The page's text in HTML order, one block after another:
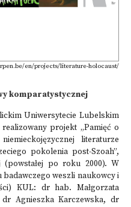
en/projects/literature-holocaust/
komparatystycznej
Uniwersytecie Lubelskim
projekt „Pamięć o
literaturze
pokolenia post-Szoah”,
(powstałej po roku 2000). W
badawczego weszli naukowcy i
KUL: dr hab. Małgorzata
Agnieszka Karczewska, dr